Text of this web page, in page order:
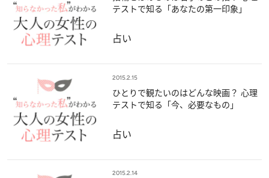
テストで知る「あなたの第一印象」
占い
2015.2.15
ひとりで観たいのはどんな映画？ 心理
テストで知る「今、必要なもの」
占い
2015.2.14